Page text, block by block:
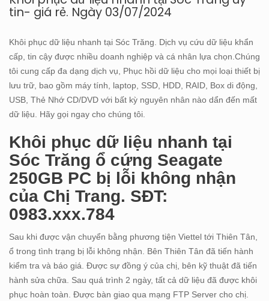
tin- giá rẻ. Ngày 03/07/2024
Khôi phục dữ liệu nhanh tại Sóc Trăng. Dịch vụ cứu dữ liệu khẩn
cấp, tin cậy được nhiều doanh nghiệp và cá nhân lựa chọn.Chúng
tôi cung cấp đa dạng dịch vụ, Phục hồi dữ liệu cho mọi loại thiết bị
lưu trữ, bao gồm máy tính, laptop, SSD, HDD, RAID, Box di động,
USB, Thẻ Nhớ CD/DVD với bất kỳ nguyên nhân nào dẩn đến mất
dữ liệu. Hãy gọi ngay cho chúng tôi.
Khôi phục dữ liệu nhanh tại
Sóc Trăng ổ cứng Seagate
250GB PC bị lỗi không nhận
của Chị Trang. SĐT:
0983.xxx.784
Sau khi được vận chuyển bằng phương tiện Viettel tới Thiên Tân,
ổ trong tình trạng bị lỗi không nhận. Bên Thiên Tân đã tiến hành
kiểm tra và báo giá. Được sự đồng ý của chị, bên kỹ thuật đã tiến
hành sửa chữa. Sau quá trình 2 ngày, tất cả dữ liệu đã được khôi
phục hoàn toàn. Được bàn giao qua mạng FTP Server cho chị.